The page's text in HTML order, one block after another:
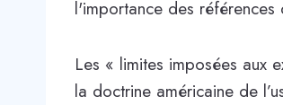
l'importance des
Les « limites imposées aux
la doctrine américaine de